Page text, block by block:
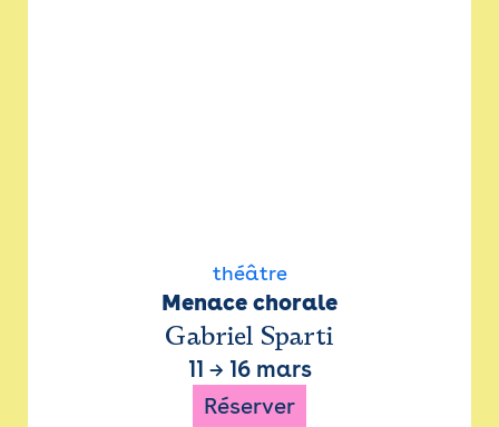
théâtre
Menace chorale
Gabriel Sparti
11 → 16 mars
Réserver